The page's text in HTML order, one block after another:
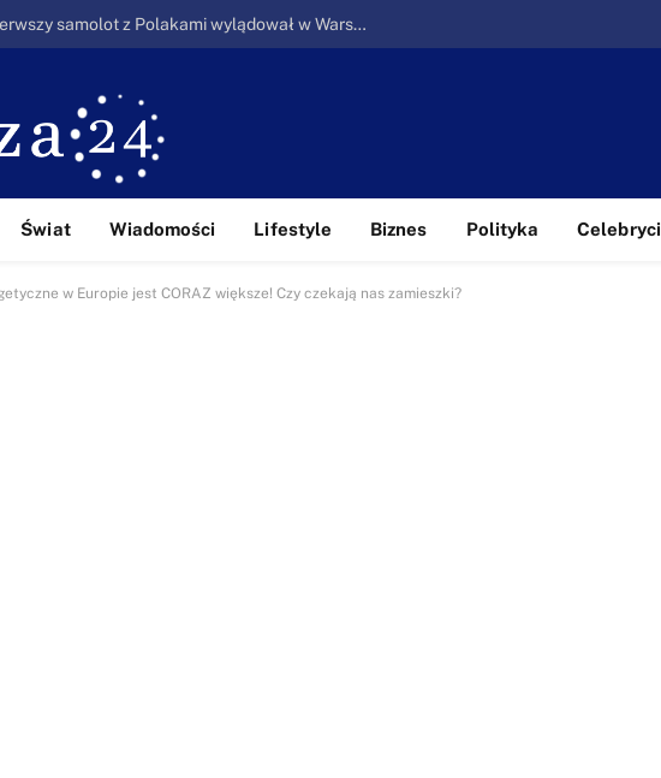
Ucieczka z piekła: Pierwszy samolot z Polakami wylądował w Warszawie
Świat Wiadomości Lifestyle Biznes Polityka Celebryci
w Europie jest CORAZ większe! Czy czekają nas zamieszki?